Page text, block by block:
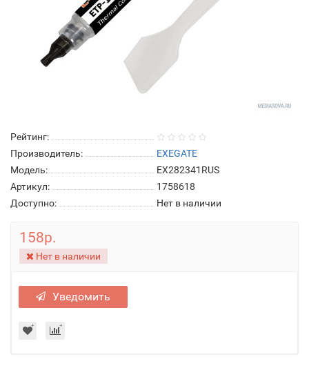
Рейтинг:
Производитель:
EXEGATE
Модель:
EX282341RUS
Артикул:
1758618
Доступно:
Нет в наличии
158р.
Нет в наличии
Уведомить